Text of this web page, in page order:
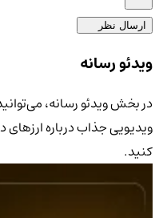
ارسال نظر
4.9/5
ویدئو رسانه
در بخش ویدئو رسانه،
ویدیویی جذاب درباره
کنید.